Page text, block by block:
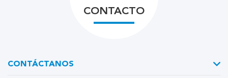
CONTACTO
CONTÁCTANOS